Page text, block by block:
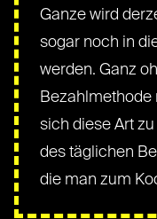
Ganze wird
sogar noch in
werden. Ganz
Bezahlmethode
sich diese Art
des täglichen
die man zum